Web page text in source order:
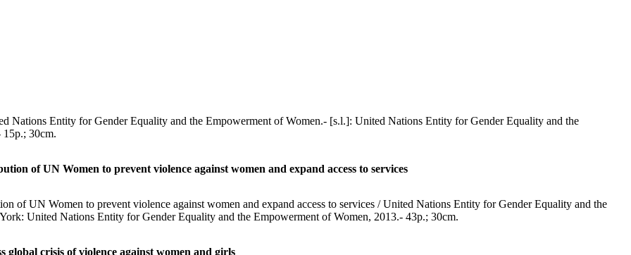
Nations Entity for Gender Equality and the Empowerment of Women.- [s.l.]: United Nations Entity for Gender Equality and the
30cm.
of UN Women to prevent violence against women and expand access to services
of UN Women to prevent violence against women and expand access to services / United Nations Entity for Gender Equality and the
United Nations Entity for Gender Equality and the Empowerment of Women, 2013.- 43p.; 30cm.
global crisis of violence against women and girls